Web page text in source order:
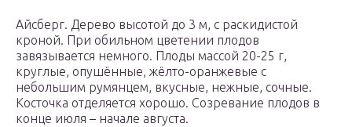
Айсберг. Дерево высотой до 3 м, с раскидистой
кроной. При обильном цветении плодов
завязывается немного. Плоды массой 20-25 г,
круглые, опушённые, жёлто-оранжевые с
небольшим румянцем, вкусные, нежные, сочные.
Косточка отделяется хорошо. Созревание плодов в
конце июля – начале августа.